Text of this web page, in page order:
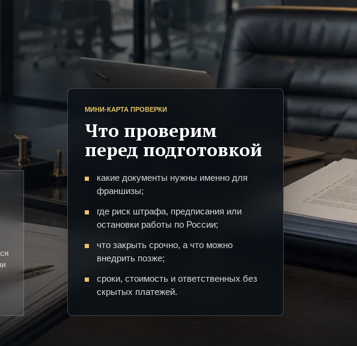
МИНИ-КАРТА ПРОВЕРКИ
Что проверим
перед подготовкой
какие документы нужны именно для
франшизы;
где риск штрафа, предписания или
остановки работы по России;
что закрыть срочно, а что можно
внедрить позже;
сроки, стоимость и ответственных без
скрытых платежей.